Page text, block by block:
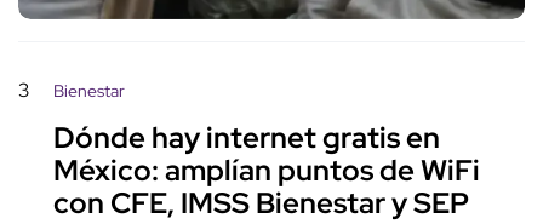
3 Bienestar
Dónde hay internet gratis en
México: amplían puntos de WiFi
con CFE, IMSS Bienestar y SEP